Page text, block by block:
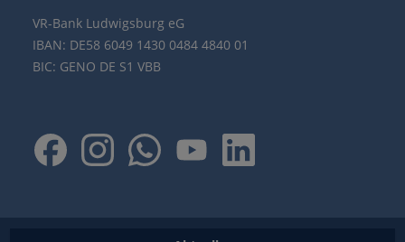
VR-Bank Ludwigsburg eG
IBAN: DE58 6049 1430 0484 4840 01
BIC: GENO DE S1 VBB